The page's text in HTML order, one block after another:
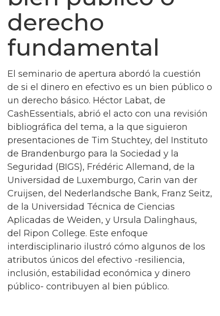
derecho
fundamental
El seminario de apertura abordó la cuestión
de si el dinero en efectivo es un bien público o
un derecho básico. Héctor Labat, de
CashEssentials, abrió el acto con una revisión
bibliográfica del tema, a la que siguieron
presentaciones de Tim Stuchtey, del Instituto
de Brandenburgo para la Sociedad y la
Seguridad (BIGS), Frédéric Allemand, de la
Universidad de Luxemburgo, Carin van der
Cruijsen, del Nederlandsche Bank, Franz Seitz,
de la Universidad Técnica de Ciencias
Aplicadas de Weiden, y Ursula Dalinghaus,
del Ripon College. Este enfoque
interdisciplinario ilustró cómo algunos de los
atributos únicos del efectivo -resiliencia,
inclusión, estabilidad económica y dinero
público- contribuyen al bien público.